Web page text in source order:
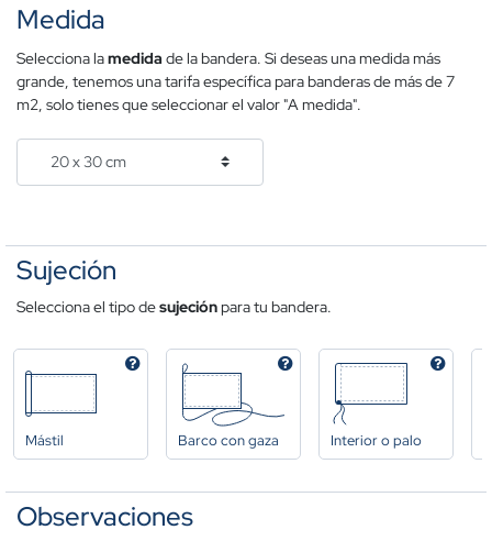
Medida
Selecciona lamedida de la bandera. Si deseas una medida más
grande, tenemos una tarifa específica para banderas de más de 7
m2, solo tienes que seleccionar el valor "A medida".
Sujeción
Selecciona el tipo desujeciónpara tu bandera.
Mástil Barco con gaza Interior o palo
Observaciones